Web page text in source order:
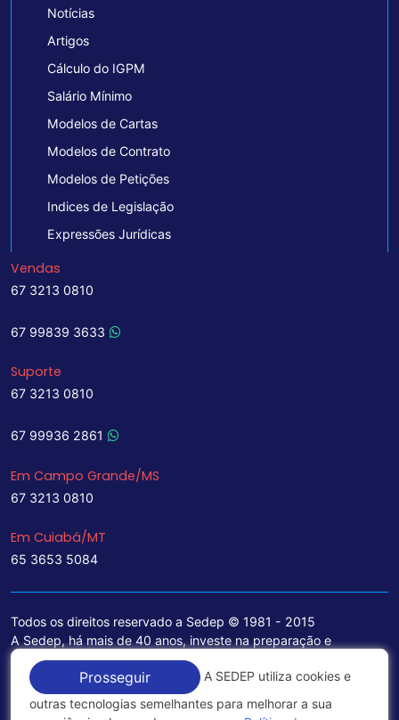
Notícias
Artigos
Cálculo do IGPM
Salário Mínimo
Modelos de Cartas
Modelos de Contrato
Modelos de Petições
Indices de Legislação
Expressões Jurídicas
Vendas
67 3213 0810
67 99839 3633
Suporte
67 3213 0810
67 99936 2861
Em Campo Grande/MS
67 3213 0810
Em Cuiabá/MT
65 3653 5084
Todos os direitos reservado a Sedep © 1981 - 2015
A Sedep, há mais de 40 anos, investe na preparação e
treinamento de funcionários e na aquisição de tecnologia de
ponta para a ampliação de seu portfólio de serviços voltados
para a área jurídica, que contemplam informações seguras e
excelentes soluções empresariais.
Prosseguir
A SEDEP utiliza cookies e
outras tecnologias semelhantes para melhorar a sua